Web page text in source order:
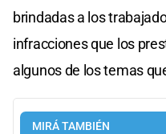
brindadas a los
infracciones que los
algunos de los temas
MIRÁ TAMBIÉN